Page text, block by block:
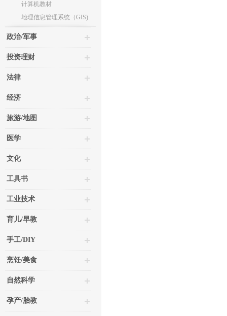
计算机教材
地理信息管理系统（GIS)
政治/军事
投资理财
法律
经济
旅游/地图
医学
文化
工具书
工业技术
育儿/早教
手工/DIY
烹饪/美食
自然科学
孕产/胎教